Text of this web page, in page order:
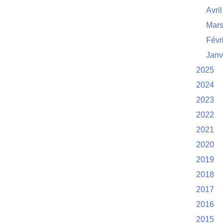
Avril
Mars
2025
2024
2023
2022
2021
2020
2019
2018
2017
2016
2015